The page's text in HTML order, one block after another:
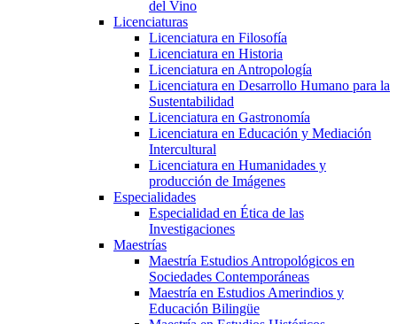
del Vino
Licenciaturas
Licenciatura en Filosofía
Licenciatura en Historia
Licenciatura en Antropología
Licenciatura en Desarrollo Humano para la
Sustentabilidad
Licenciatura en Gastronomía
Licenciatura en Educación y Mediación
Intercultural
Licenciatura en Humanidades y
producción de Imágenes
Especialidades
Especialidad en Ética de las
Investigaciones
Maestrías
Maestría Estudios Antropológicos en
Sociedades Contemporáneas
Maestría en Estudios Amerindios y
Educación Bilingüe